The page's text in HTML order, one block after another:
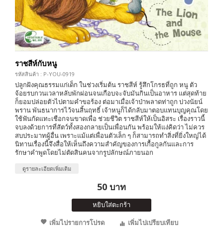
ราชสีห์กับหนู
รหัสสินค้า : P-YOU-0919
ปลูกฝังคุณธรรมแก่เด็ก ในช่วงเริ่มต้น ราชสีห์ รู้สึกโกรธที่ถูก หนู ตัว
จ้อยรบกวนเวลาหลับพักผ่อนจนเกือบจะจับมันกินเป็นอาหาร แต่สุดท้าย
ก็ยอมปล่อยตัวไปตามคำขอร้อง ต่อมาเมื่อเจ้าป่าพลาดท่าถูก บ่วงนัยน์
พราน พันธนาการไว้จนสิ้นฤทธิ์ เจ้าหนูก็ได้กลับมาตอบแทนบุญคุณโดย
ใช้ฟันกัดแทะเชือกจนขาดเพื่อ ช่วยชีวิต ราชสีห์ให้เป็นอิสระ เรื่องราวนี้
จบลงด้วยการที่สัตว์ทั้งสองกลายเป็นเพื่อนกัน พร้อมให้แง่คิดว่า ไม่ควร
สบประมาทผู้อื่น เพราะแม้แต่เพื่อนตัวเล็ก ๆ ก็สามารถทำสิ่งที่ยิ่งใหญ่ได้
นิทานเรื่องนี้จึงสื่อให้เห็นถึงความสำคัญของการเกื้อกูลกันและการ
รักษาคำพูดโดยไม่ตัดสินคนจากรูปลักษณ์ภายนอก
ดูรายละเอียดเพิ่มเติม
50 บาท
หยิบใส่ตะกร้า
เพิ่มไปรายการโปรด
เพิ่มไปเปรียบเทียบ